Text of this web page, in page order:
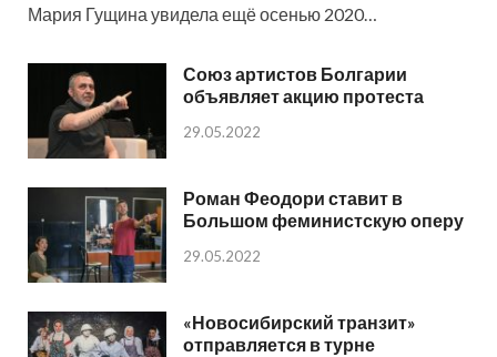
Мария Гущина увидела ещё осенью 2020…
Союз артистов Болгарии
объявляет акцию протеста
29.05.2022
Роман Феодори ставит в
Большом феминистскую оперу
29.05.2022
«Новосибирский транзит»
отправляется в турне